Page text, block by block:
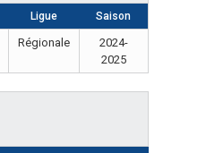
Ligue Saison
Régionale
2024-
2025